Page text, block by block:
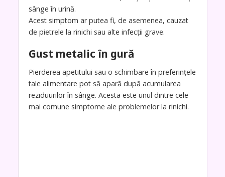
sânge în urină.
Acest simptom ar putea fi, de asemenea, cauzat
de pietrele la rinichi sau alte infecții grave.
Gust metalic în gură
Pierderea apetitului sau o schimbare în preferințele
tale alimentare pot să apară după acumularea
reziduurilor în sânge. Acesta este unul dintre cele
mai comune simptome ale problemelor la rinichi.